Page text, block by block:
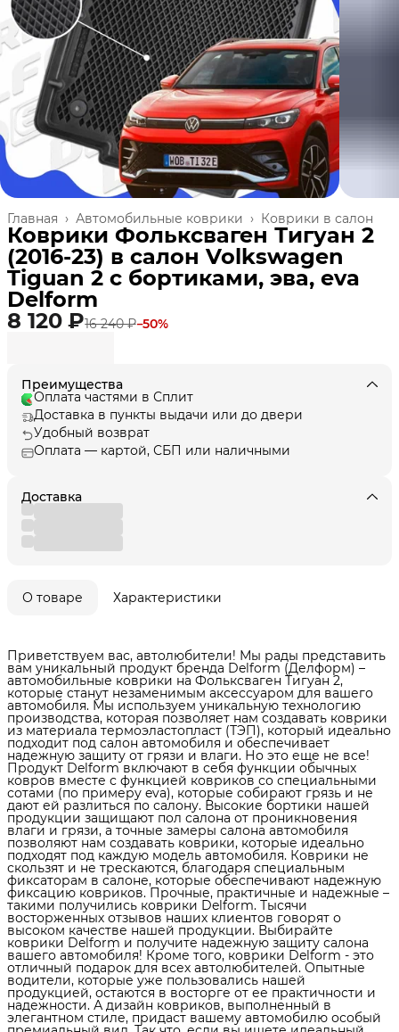
Коврики в салон
Автомобильные коврики ›
Главная ›
Коврики Фольксваген Тигуан 2
(2016-23) в салон Volkswagen
Tiguan 2 с бортиками, эва, eva
Delform
8 120 ₽16 240 ₽−50%
Преимущества
Оплата частями в Сплит
Доставка в пункты выдачи или до двери
Удобный возврат
Оплата — картой, СБП или наличными
Доставка
О товаре Характеристики
Приветствуем вас, автолюбители! Мы рады представить
вам уникальный продукт бренда Delform (Делформ) –
автомобильные коврики на Фольксваген Тигуан 2,
которые станут незаменимым аксессуаром для вашего
автомобиля. Мы используем уникальную технологию
производства, которая позволяет нам создавать коврики
из материала термоэластопласт (ТЭП), который идеально
подходит под салон автомобиля и обеспечивает
надежную защиту от грязи и влаги. Но это еще не все!
Продукт Delform включают в себя функции обычных
ковров вместе с функцией ковриков со специальными
сотами (по примеру eva), которые собирают грязь и не
дают ей разлиться по салону. Высокие бортики нашей
продукции защищают пол салона от проникновения
влаги и грязи, а точные замеры салона автомобиля
позволяют нам создавать коврики, которые идеально
подходят под каждую модель автомобиля. Коврики не
скользят и не трескаются, благодаря специальным
фиксаторам в салоне, которые обеспечивают надежную
фиксацию ковриков. Прочные, практичные и надежные –
такими получились коврики Delform. Тысячи
восторженных отзывов наших клиентов говорят о
высоком качестве нашей продукции. Выбирайте
коврики Delform и получите надежную защиту салона
вашего автомобиля! Кроме того, коврики Delform - это
отличный подарок для всех автолюбителей. Опытные
водители, которые уже пользовались нашей
продукцией, остаются в восторге от ее практичности и
надежности. А дизайн ковриков, выполненный в
элегантном стиле, придаст вашему автомобилю особый